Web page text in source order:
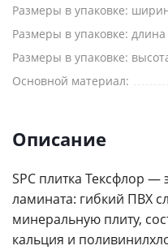
Размеры в упаковке:
Размеры в упаковке:
Размеры в упаковке:
Основной материал:
Описание
SPC плитка Тексфлор
ламината: гибкий ПВХ
минеральную плиту,
кальция и